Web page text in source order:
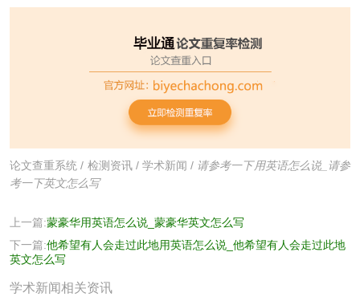
论文查重系统 / 检测资讯/ 学术新闻 / 请参考一下用英语怎么说_请参
考一下英文怎么写
上一篇:蒙豪华用英语怎么说_蒙豪华英文怎么写
下一篇:他希望有人会走过此地用英语怎么说_他希望有人会走过此地
英文怎么写
学术新闻相关资讯